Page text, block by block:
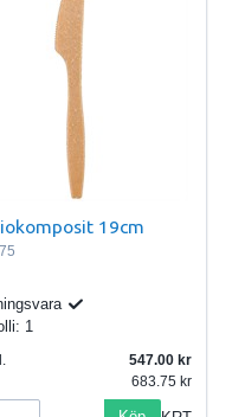
19cm
1
547.00
683.75